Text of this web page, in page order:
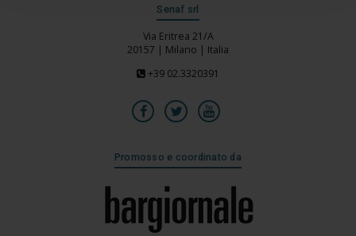
Senaf srl
Via Eritrea 21/A
20157 | Milano | Italia
+39 02.3320391
Promosso e coordinato da